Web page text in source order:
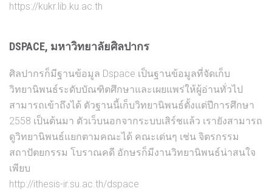
https://kukr.lib.ku.ac.th
DSPACE, มหาวิทยาลัยศิลปากร
ศิลปากรก็มีฐานข้อมูล Dspace เป็นฐานข้อมูลที่จัดเก็บ
วิทยานิพนธ์ระดับบัณฑิตศึกษาและเผยแพร่ให้ผู้อ่านทั่วไป
สามารถเข้าถึงได้ ตัวฐานนี้เก็บวิทยานิพนธ์ตั้งแต่ปีการศึกษา
2558 เป็นต้นมา ตัวเว็บนอกจากระบบเสิร์ชแล้ว เรายังสามารถ
ดูวิทยานิพนธ์แยกตามคณะได้ คณะเด่นๆ เช่น จิตรกรรม
สถาปัตยกรรม โบราณคดี อักษรก็มีงานวิทยานิพนธ์น่าสนใจ
เพียบ
http://ithesis-ir.su.ac.th/dspace